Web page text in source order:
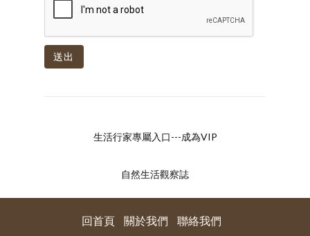
送出
生活行家專屬入口---成為VIP
自然生活觀察誌
回首頁 關於我們 聯絡我們